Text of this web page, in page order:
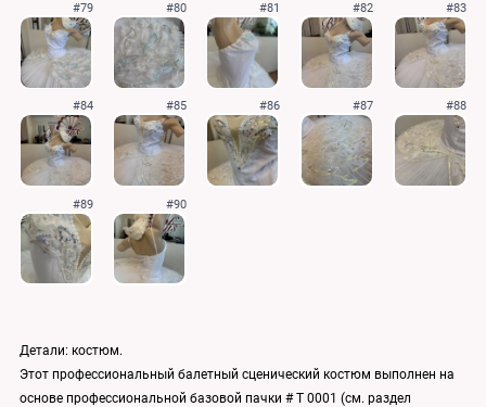
#79 #80 #81 #82 #83
#84 #85 #86 #87 #88
#89 #90
Детали: костюм.
Этот профессиональный балетный сценический костюм выполнен на
основе профессиональной базовой пачки # T 0001 (см. раздел